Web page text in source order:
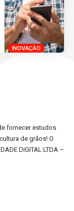
INOVAÇÃO
fornecer estudos
de grãos! O
DIGITAL LTDA –